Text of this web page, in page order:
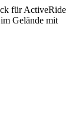
für ActiveRide
Gelände mit